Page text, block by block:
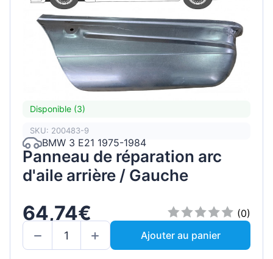
Disponible (3)
SKU: 200483-9
BMW 3 E21 1975-1984
Panneau de réparation arc
d'aile arrière / Gauche
64,74€
(0)
Ajouter au panier